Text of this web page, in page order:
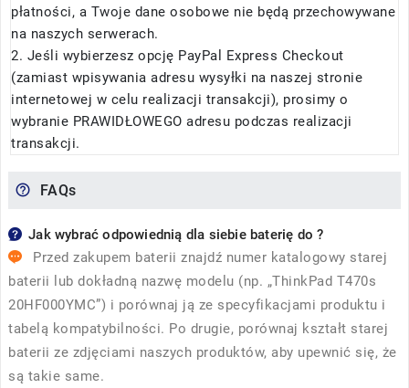
płatności, a Twoje dane osobowe nie będą przechowywane
na naszych serwerach.
2. Jeśli wybierzesz opcję PayPal Express Checkout
(zamiast wpisywania adresu wysyłki na naszej stronie
internetowej w celu realizacji transakcji), prosimy o
wybranie PRAWIDŁOWEGO adresu podczas realizacji
transakcji.
FAQs
Jak wybrać odpowiednią dla siebie baterię do ?
Przed zakupem baterii znajdź numer katalogowy starej
baterii lub dokładną nazwę modelu (np. „ThinkPad T470s
20HF000YMC”) i porównaj ją ze specyfikacjami produktu i
tabelą kompatybilności. Po drugie, porównaj kształt starej
baterii ze zdjęciami naszych produktów, aby upewnić się, że
są takie same.